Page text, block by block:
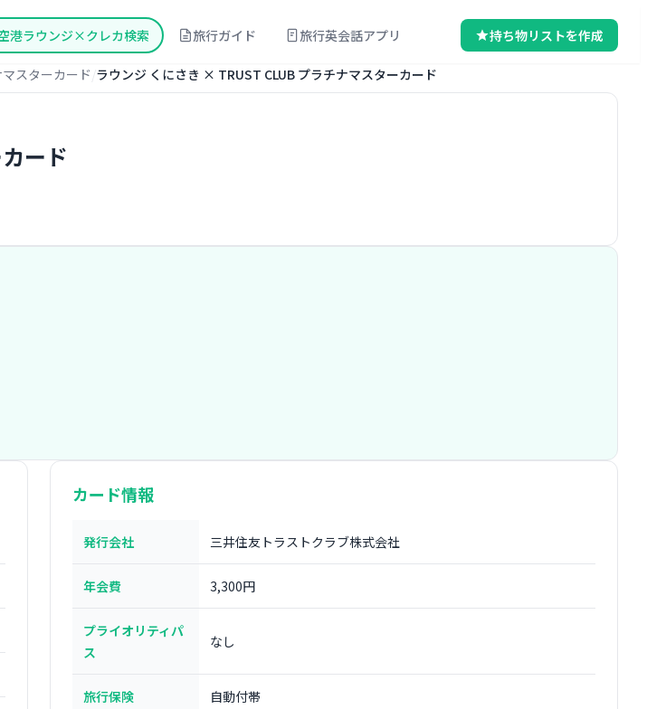
港ラウンジ×クレカ検索 旅行ガイド 旅行英会話アプリ 持ち物リストを作成
スターカード ラウンジ くにさき × TRUST CLUB プラチナマスターカード
ード
カード情報
発行会社 三井住友トラストクラブ株式会社
年会費 3,300円
プライオリティパ
ス
なし
旅行保険 自動付帯